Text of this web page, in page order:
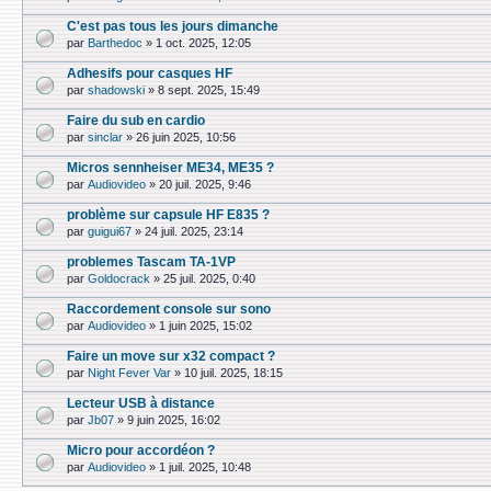
C'est pas tous les jours dimanche
par Barthedoc » 1 oct. 2025, 12:05
Adhesifs pour casques HF
par shadowski » 8 sept. 2025, 15:49
Faire du sub en cardio
par sinclar » 26 juin 2025, 10:56
Micros sennheiser ME34, ME35 ?
par Audiovideo » 20 juil. 2025, 9:46
problème sur capsule HF E835 ?
par guigui67 » 24 juil. 2025, 23:14
problemes Tascam TA-1VP
par Goldocrack » 25 juil. 2025, 0:40
Raccordement console sur sono
par Audiovideo » 1 juin 2025, 15:02
Faire un move sur x32 compact ?
par Night Fever Var » 10 juil. 2025, 18:15
Lecteur USB à distance
par Jb07 » 9 juin 2025, 16:02
Micro pour accordéon ?
par Audiovideo » 1 juil. 2025, 10:48